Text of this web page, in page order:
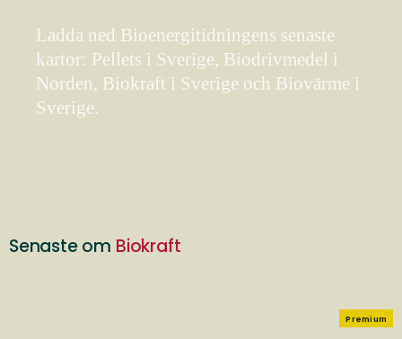
Ladda ned Bioenergitidningens senaste
kartor: Pellets i Sverige, Biodrivmedel i
Norden, Biokraft i Sverige och Biovärme i
Sverige.
Senaste om Biokraft
Premium